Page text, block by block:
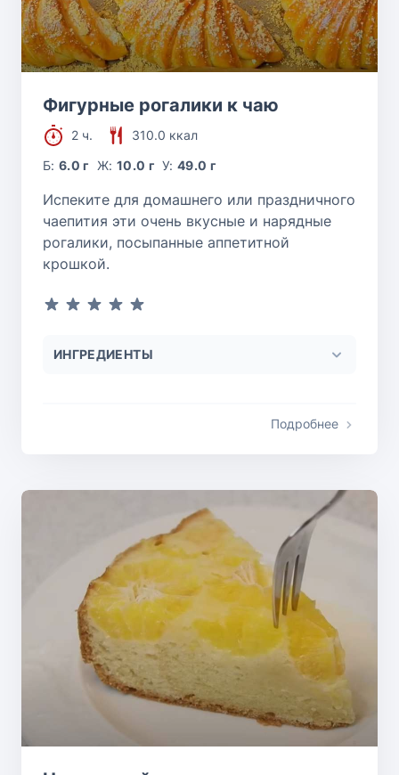
Фигурные рогалики к чаю
2 ч.
310.0 ккал
Б:6.0 г Ж: 10.0 г У:49.0 г
Испеките для домашнего или праздничного
чаепития эти очень вкусные и нарядные
рогалики, посыпанные аппетитной
крошкой.
ИНГРЕДИЕНТЫ
Подробнее